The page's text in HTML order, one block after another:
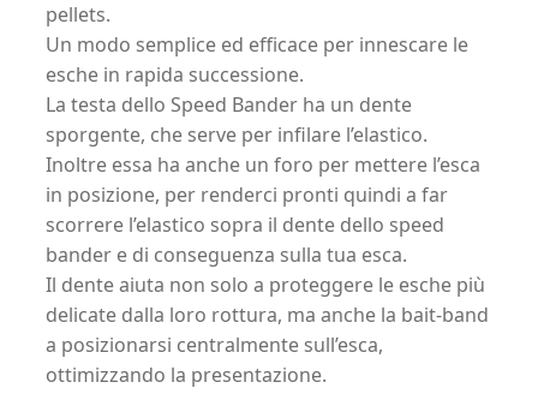
pellets.
Un modo semplice ed efficace per innescare le
esche in rapida successione.
La testa dello Speed Bander ha un dente
sporgente, che serve per infilare l’elastico.
Inoltre essa ha anche un foro per mettere l’esca
in posizione, per renderci pronti quindi a far
scorrere l’elastico sopra il dente dello speed
bander e di conseguenza sulla tua esca.
Il dente aiuta non solo a proteggere le esche più
delicate dalla loro rottura, ma anche la bait-band
a posizionarsi centralmente sull’esca,
ottimizzando la presentazione.